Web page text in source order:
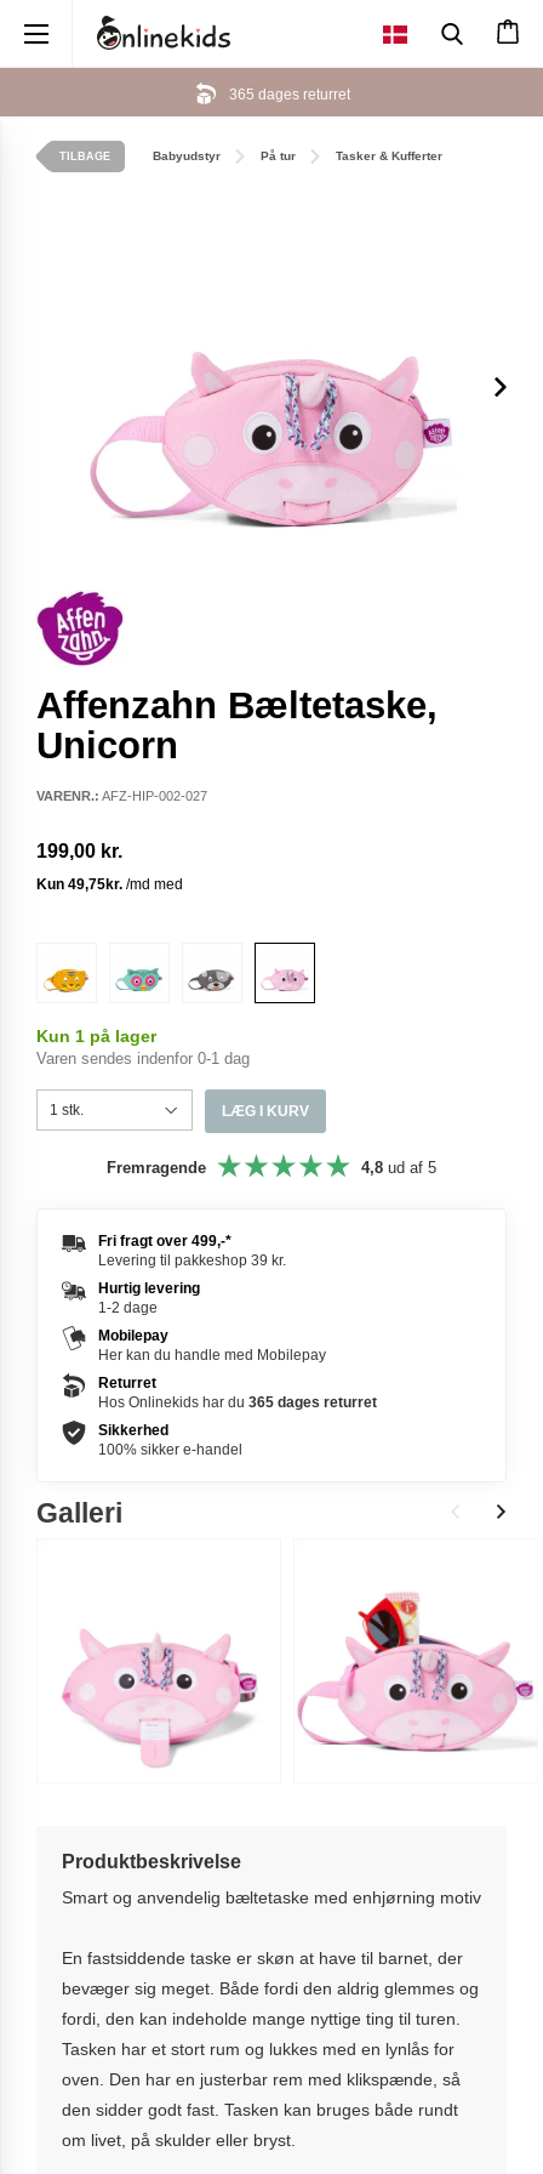
365 dages returret
TILBAGE Babyudstyr På tur Tasker & Kufferter
Affenzahn Bæltetaske,
Unicorn
VARENR.: AFZ-HIP-002-027
199,00 kr.
Kun 1 på lager
Varen sendes indenfor 0-1 dag
LÆG I KURV
Fremragende 4,8 ud af 5
Fri fragt over 499,-*
Levering til pakkeshop 39 kr.
Hurtig levering
1-2 dage
Mobilepay
Her kan du handle med Mobilepay
Returret
Hos Onlinekids har du 365 dages returret
Sikkerhed
100% sikker e-handel
Galleri
Produktbeskrivelse
Smart og anvendelig bæltetaske med enhjørning motiv
En fastsiddende taske er skøn at have til barnet, der
bevæger sig meget. Både fordi den aldrig glemmes og
fordi, den kan indeholde mange nyttige ting til turen.
Tasken har et stort rum og lukkes med en lynlås for
oven. Den har en justerbar rem med klikspænde, så
den sidder godt fast. Tasken kan bruges både rundt
om livet, på skulder eller bryst.